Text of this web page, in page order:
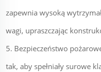
zapewnia wysoką
wagi, upraszczając
5. Bezpieczeństwo
tak, aby spełniały surowe